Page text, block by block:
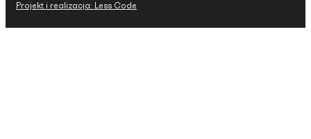
Projekt i realizacja: Less Code